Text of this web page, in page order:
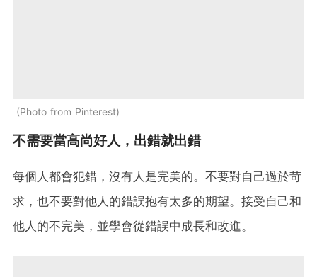
Photo from Pinterest
不需要當高尚好人，出錯就出錯
每個人都會犯錯，沒有人是完美的。不要對自己過於苛
求，也不要對他人的錯誤抱有太多的期望。接受自己和
他人的不完美，並學會從錯誤中成長和改進。